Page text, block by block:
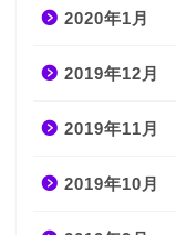
2020年1月
2019年12月
2019年11月
2019年10月